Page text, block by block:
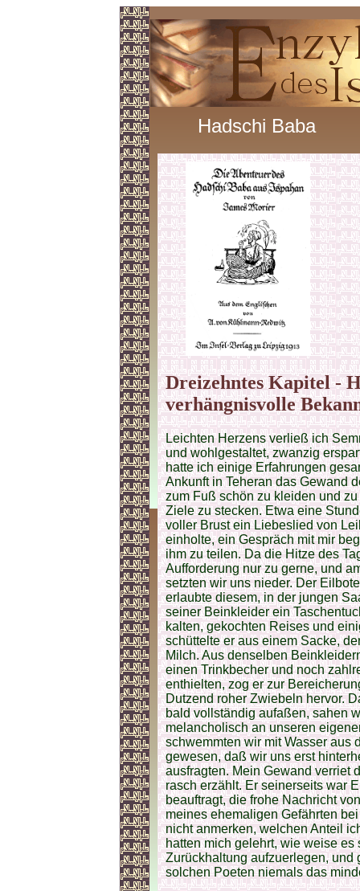
Hadschi Baba
Dreizehntes Kapitel -
verhängnisvolle
Leichten Herzens verließ ich
und wohlgestaltet, zwanzig
hatte ich einige Erfahrungen
Ankunft in Teheran das Gewand
zum Fuß schön zu kleiden und
Ziele zu stecken. Etwa eine
voller Brust ein Liebeslied von
einholte, ein Gespräch mit mir
ihm zu teilen. Da die Hitze des
Aufforderung nur zu gerne, und
setzten wir uns nieder. Der
erlaubte diesem, in der jungen
seiner Beinkleider ein
kalten, gekochten Reises und
schüttelte er aus einem Sacke,
Milch. Aus denselben
einen Trinkbecher und noch
enthielten, zog er zur
Dutzend roher Zwiebeln hervor.
bald vollständig aufaßen, sahen
melancholisch an unseren
schwemmten wir mit Wasser aus
gewesen, daß wir uns erst
ausfragten. Mein Gewand verriet
rasch erzählt. Er seinerseits war
beauftragt, die frohe Nachricht
meines ehemaligen Gefährten
nicht anmerken, welchen Anteil
hatten mich gelehrt, wie weise
Zurückhaltung aufzuerlegen, und
solchen Poeten niemals das